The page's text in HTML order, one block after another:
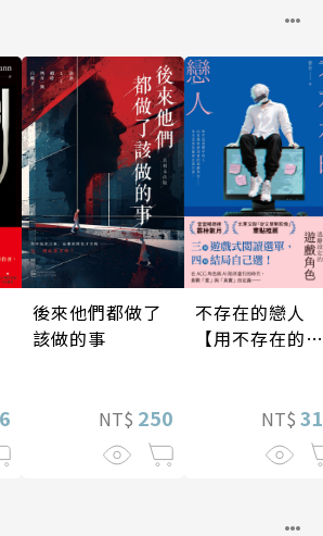
後來他們都做了
該做的事
NT$ 250
不存在的戀人
【用不存在的
NT$